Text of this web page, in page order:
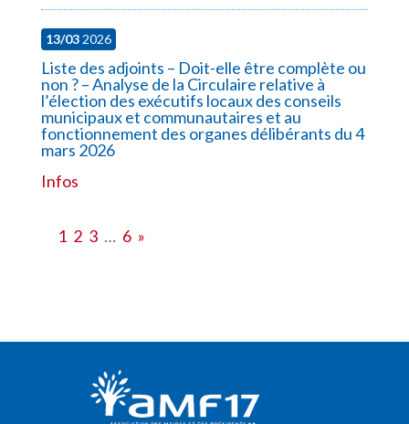
13/032026
Liste des adjoints – Doit-elle être complète ou
non ? – Analyse de la Circulaire relative à
l’élection des exécutifs locaux des conseils
municipaux et communautaires et au
fonctionnement des organes délibérants du 4
mars 2026
Infos
1 2 3 … 6 »